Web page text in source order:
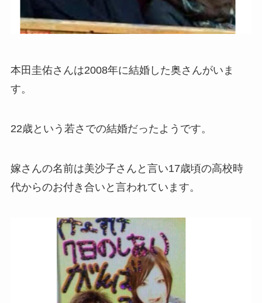
本田圭佑さんは2008年に結婚した奥さんがいま
す。
22歳という若さでの結婚だったようです。
嫁さんの名前は美沙子さんと言い17歳頃の高校時
代からのお付き合いと言われています。